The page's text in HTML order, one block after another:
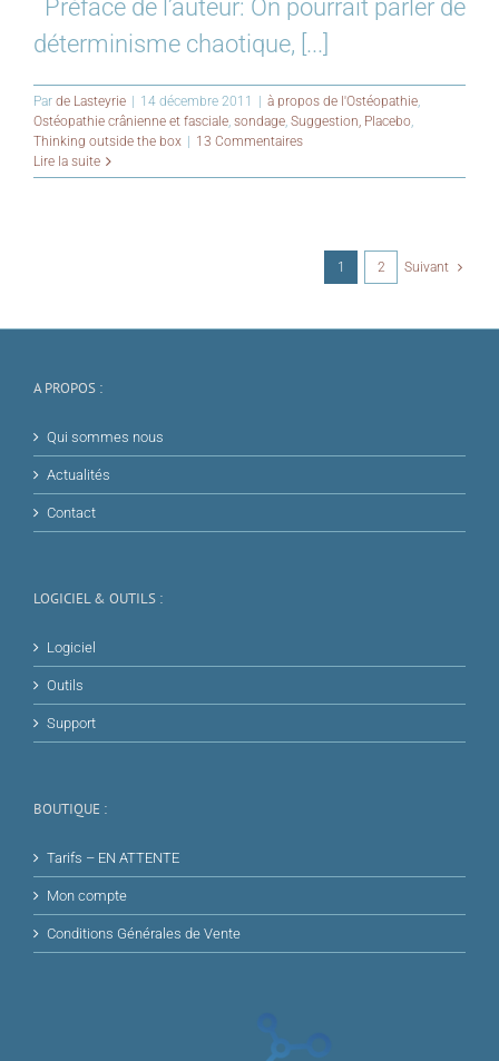
Préface de l’auteur: On pourrait parler de
déterminisme chaotique, [...]
Par de Lasteyrie | 14 décembre 2011 | à propos de l'Ostéopathie,
Ostéopathie crânienne et fasciale, sondage, Suggestion, Placebo,
Thinking outside the box | 13 Commentaires
Lire la suite
1 2 Suivant
A PROPOS :
Qui sommes nous
Actualités
Contact
LOGICIEL & OUTILS :
Logiciel
Outils
Support
BOUTIQUE :
Tarifs – EN ATTENTE
Mon compte
Conditions Générales de Vente